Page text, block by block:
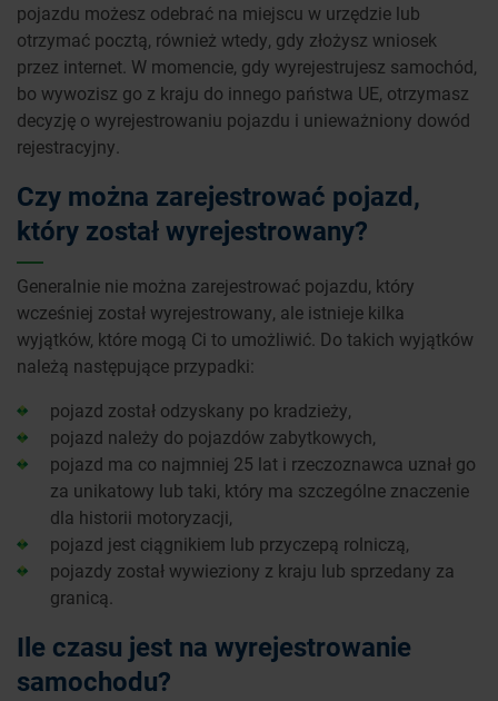
pojazdu możesz odebrać na miejscu w urzędzie lub
otrzymać pocztą, również wtedy, gdy złożysz wniosek
przez internet. W momencie, gdy wyrejestrujesz samochód,
bo wywozisz go z kraju do innego państwa UE, otrzymasz
decyzję o wyrejestrowaniu pojazdu i unieważniony dowód
rejestracyjny.
Czy można zarejestrować pojazd,
który został wyrejestrowany?
Generalnie nie można zarejestrować pojazdu, który
wcześniej został wyrejestrowany, ale istnieje kilka
wyjątków, które mogą Ci to umożliwić. Do takich wyjątków
należą następujące przypadki:
pojazd został odzyskany po kradzieży,
pojazd należy do pojazdów zabytkowych,
pojazd ma co najmniej 25 lat i rzeczoznawca uznał go
za unikatowy lub taki, który ma szczególne znaczenie
dla historii motoryzacji,
pojazd jest ciągnikiem lub przyczepą rolniczą,
pojazdy został wywieziony z kraju lub sprzedany za
granicą.
Ile czasu jest na wyrejestrowanie
samochodu?